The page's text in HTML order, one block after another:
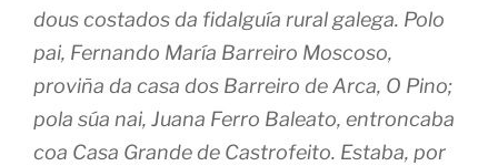
dous costados da fidalguía rural galega. Polo
pai, Fernando María Barreiro Moscoso,
proviña da casa dos Barreiro de Arca, O Pino;
pola súa nai, Juana Ferro Baleato, entroncaba
coa Casa Grande de Castrofeito. Estaba, por